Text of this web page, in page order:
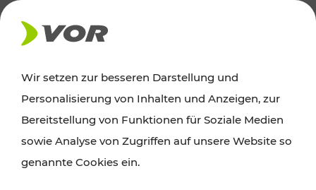
AKTUELLES
News
Alle wichtigen Meldungen zu Fahrplanänderungen,
Wir setzen zur besseren Darstellung und
Personalisierung von Inhalten und Anzeigen, zur
Bereitstellung von Funktionen für Soziale Medien
sowie Analyse von Zugriffen auf unsere Website so
genannte Cookies ein.